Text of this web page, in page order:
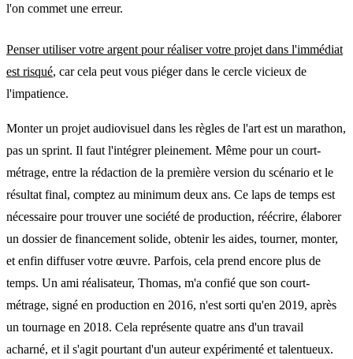
l'on commet une erreur.
Penser utiliser votre argent pour réaliser votre projet dans l'immédiat
est risqué, car cela peut vous piéger dans le cercle vicieux de
l'impatience.
Monter un projet audiovisuel dans les règles de l'art est un marathon,
pas un sprint. Il faut l'intégrer pleinement. Même pour un court-
métrage, entre la rédaction de la première version du scénario et le
résultat final, comptez au minimum deux ans. Ce laps de temps est
nécessaire pour trouver une société de production, réécrire, élaborer
un dossier de financement solide, obtenir les aides, tourner, monter,
et enfin diffuser votre œuvre. Parfois, cela prend encore plus de
temps. Un ami réalisateur, Thomas, m'a confié que son court-
métrage, signé en production en 2016, n'est sorti qu'en 2019, après
un tournage en 2018. Cela représente quatre ans d'un travail
acharné, et il s'agit pourtant d'un auteur expérimenté et talentueux.